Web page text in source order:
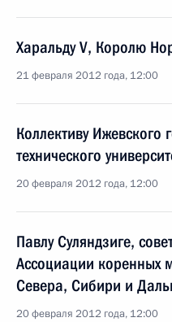
Харальду V, Королю
21 февраля 2012 года, 12:00
Коллективу Ижевского
технического
20 февраля 2012 года, 12:00
Павлу Суляндзиге,
Ассоциации коренных
Севера, Сибири и
20 февраля 2012 года, 12:00